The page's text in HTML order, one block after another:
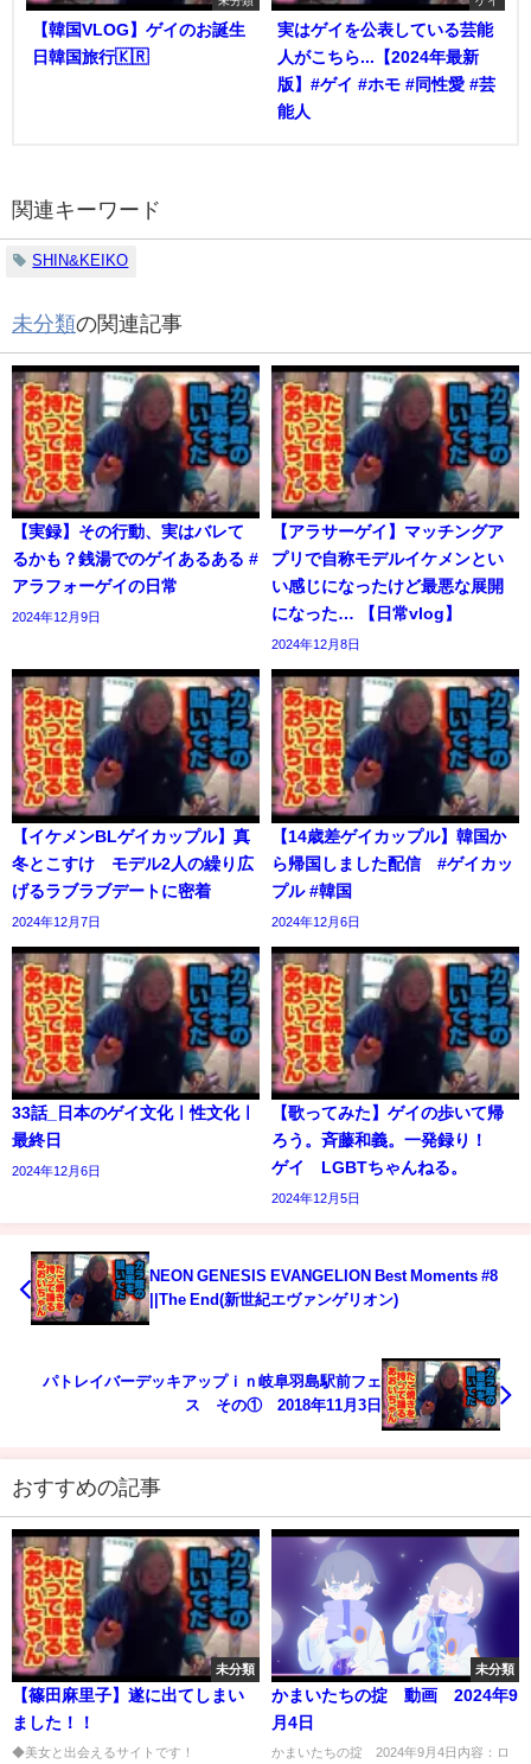
【韓国VLOG】ゲイのお誕生
日韓国旅行🇰🇷
実はゲイを公表している芸能
人がこちら...【2024年最新
版】#ゲイ #ホモ #同性愛 #芸
能人
関連キーワード
SHIN&KEIKO
未分類の関連記事
【実録】その行動、実はバレて
るかも？銭湯でのゲイあるある #
アラフォーゲイの日常
2024年12月9日
【アラサーゲイ】マッチングア
プリで自称モデルイケメンとい
い感じになったけど最悪な展開
になった… 【日常vlog】
2024年12月8日
【イケメンBLゲイカップル】真
冬とこすけ モデル2人の繰り広
げるラブラブデートに密着
2024年12月7日
【14歳差ゲイカップル】韓国か
ら帰国しました配信 #ゲイカッ
プル #韓国
2024年12月6日
33話_日本のゲイ文化ㅣ性文化ㅣ
最終日
2024年12月6日
【歌ってみた】ゲイの歩いて帰
ろう。斉藤和義。一発録り！
ゲイ LGBTちゃんねる。
2024年12月5日
NEON GENESIS EVANGELION Best Moments #8
||The End(新世紀エヴァンゲリオン)
パトレイバーデッキアップｉｎ岐阜羽島駅前フェ
ス その① 2018年11月3日
おすすめの記事
未分類
【篠田麻里子】遂に出てしまい
ました！！
◆美女と出会えるサイトです！
未分類
かまいたちの掟 動画 2024年9
月4日
かまいたちの掟 2024年9月4日内容：ロ